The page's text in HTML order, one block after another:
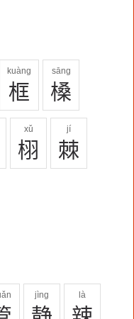
kuàng
框
sāng
槡
xǔ
栩
jí
棘
jìng là